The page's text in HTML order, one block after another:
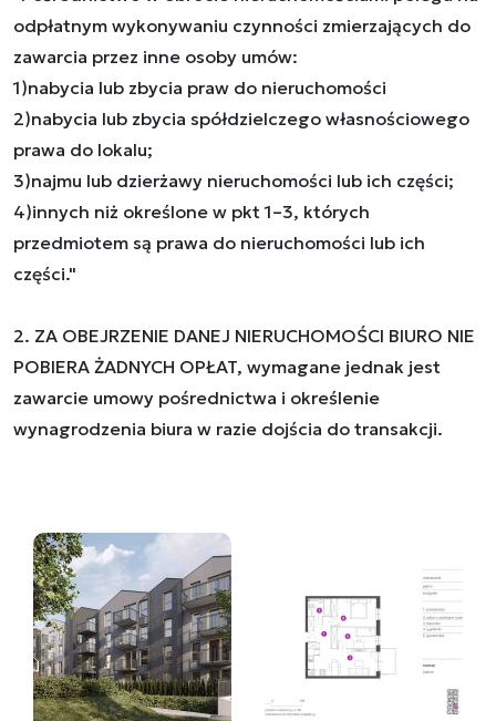
odpłatnym wykonywaniu czynności zmierzających do
zawarcia przez inne osoby umów:
1)nabycia lub zbycia praw do nieruchomości
2)nabycia lub zbycia spółdzielczego własnościowego
prawa do lokalu;
3)najmu lub dzierżawy nieruchomości lub ich części;
4)innych niż określone w pkt 1–3, których
przedmiotem są prawa do nieruchomości lub ich
części."
2. ZA OBEJRZENIE DANEJ NIERUCHOMOŚCI BIURO NIE
POBIERA ŻADNYCH OPŁAT, wymagane jednak jest
zawarcie umowy pośrednictwa i określenie
wynagrodzenia biura w razie dojścia do transakcji.